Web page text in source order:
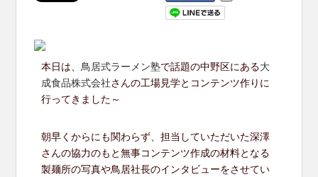
本日は、 鳥居式ラーメン塾で話題の中野区にある大
成食品株式会社さんの工場見学とコンテンツ作りに
行ってきました～
朝早くからにも関わらず、担当していただいた深澤
さんの協力のもと無事コンテンツ作成の材料となる
製麺所の写真や鳥居社長のインタビューをさせてい